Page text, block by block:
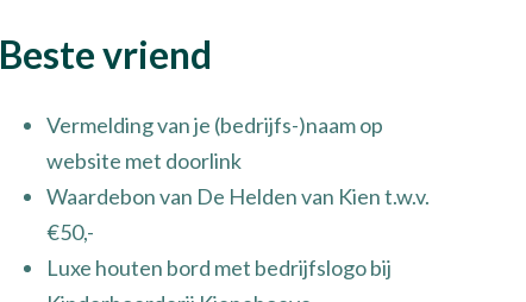
Beste vriend
Vermelding van je (bedrijfs-)naam op
website met doorlink
Waardebon van De Helden van Kien t.w.v.
€50,-
Luxe houten bord met bedrijfslogo bij